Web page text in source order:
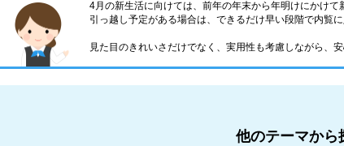
4月の新生活に向けては、前年の年末から年明けにかけて
引っ越し予定がある場合は、できるだけ早い段階で内覧に
見た目のきれいさだけでなく、実用性も考慮しながら、
他のテーマから